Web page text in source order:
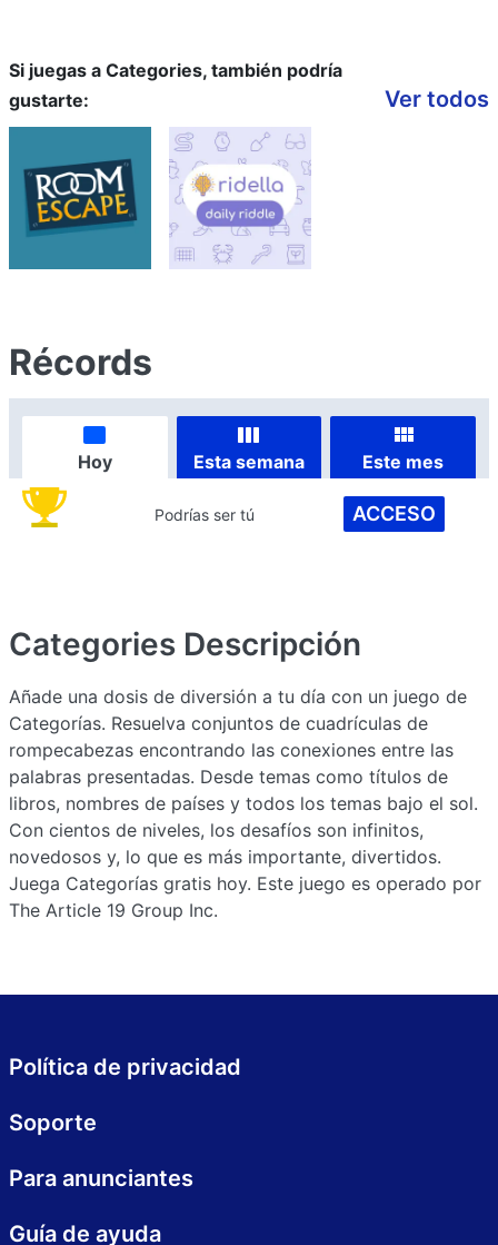
Si juegas a Categories, también podría
gustarte:
Ver todos
Récords
Hoy Esta semana Este mes
Podrías ser tú ACCESO
Categories Descripción
Añade una dosis de diversión a tu día con un juego de
Categorías. Resuelva conjuntos de cuadrículas de
rompecabezas encontrando las conexiones entre las
palabras presentadas. Desde temas como títulos de
libros, nombres de países y todos los temas bajo el sol.
Con cientos de niveles, los desafíos son infinitos,
novedosos y, lo que es más importante, divertidos.
Juega Categorías gratis hoy. Este juego es operado por
The Article 19 Group Inc.
Política de privacidad
Soporte
Para anunciantes
Guía de ayuda